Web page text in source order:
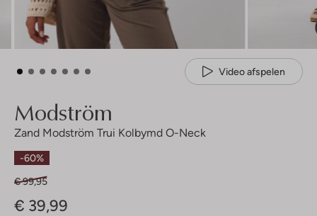
Video afspelen
Modström
Zand Modström Trui Kolbymd O-Neck
-60%
€ 99,95
€ 39,99